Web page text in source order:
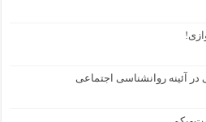
آئینه روانشناسی اجتماعی